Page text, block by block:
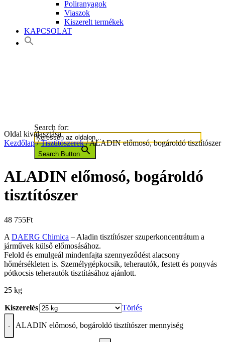
Poliranyagok
Viaszok
Kiszerelt termékek
KAPCSOLAT
Search for:
Search Button
Oldal kiválasztása
Kezdőlap/Tisztítószerek/ ALADIN előmosó, bogároldó tisztítószer
ALADIN előmosó, bogároldó
tisztítószer
48 755Ft
A DAERG Chimica – Aladin tisztítószer szuperkoncentrátum a
járművek külső előmosásához.
Felold és emulgeál mindenfajta szennyeződést alacsony
hőmérsékleten is. Személygépkocsik, teherautók, festett és ponyvás
pótkocsis teherautók tisztításához ajánlott.
25 kg
Kiszerelés Törlés
- ALADIN előmosó, bogároldó tisztítószer mennyiség